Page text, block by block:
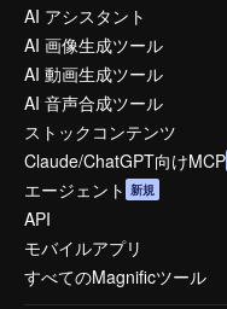
AI アシスタント
AI 画像生成ツール
AI 動画生成ツール
AI 音声合成ツール
ストックコンテンツ
Claude/ChatGPT向けMCP
エージェント 新規
API
モバイルアプリ
すべてのMagnificツール